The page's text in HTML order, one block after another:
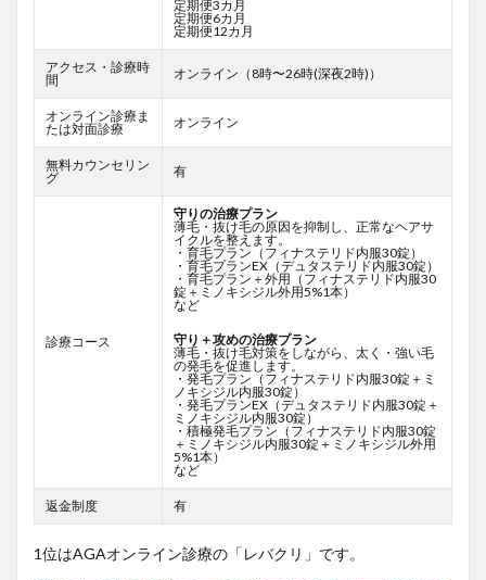
定期便3カ月
定期便6カ月
定期便12カ月
アクセス・診療時
間
オンライン（8時〜26時(深夜2時)）
オンライン診療ま
たは対面診療
オンライン
無料カウンセリン
グ
有
診療コース
守りの治療プラン
薄毛・抜け毛の原因を抑制し、正常なヘアサ
イクルを整えます。
・育毛プラン（フィナステリド内服30錠）
・育毛プランEX（デュタステリド内服30錠）
・育毛プラン＋外用（フィナステリド内服30
錠＋ミノキシジル外用5%1本）
など
守り＋攻めの治療プラン
薄毛・抜け毛対策をしながら、太く・強い毛
の発毛を促進します。
・発毛プラン（フィナステリド内服30錠＋ミ
ノキシジル内服30錠）
・発毛プランEX（デュタステリド内服30錠＋
ミノキシジル内服30錠）
・積極発毛プラン（フィナステリド内服30錠
＋ミノキシジル内服30錠＋ミノキシジル外用
5%1本）
など
返金制度 有
1位はAGAオンライン診療の「レバクリ」です。